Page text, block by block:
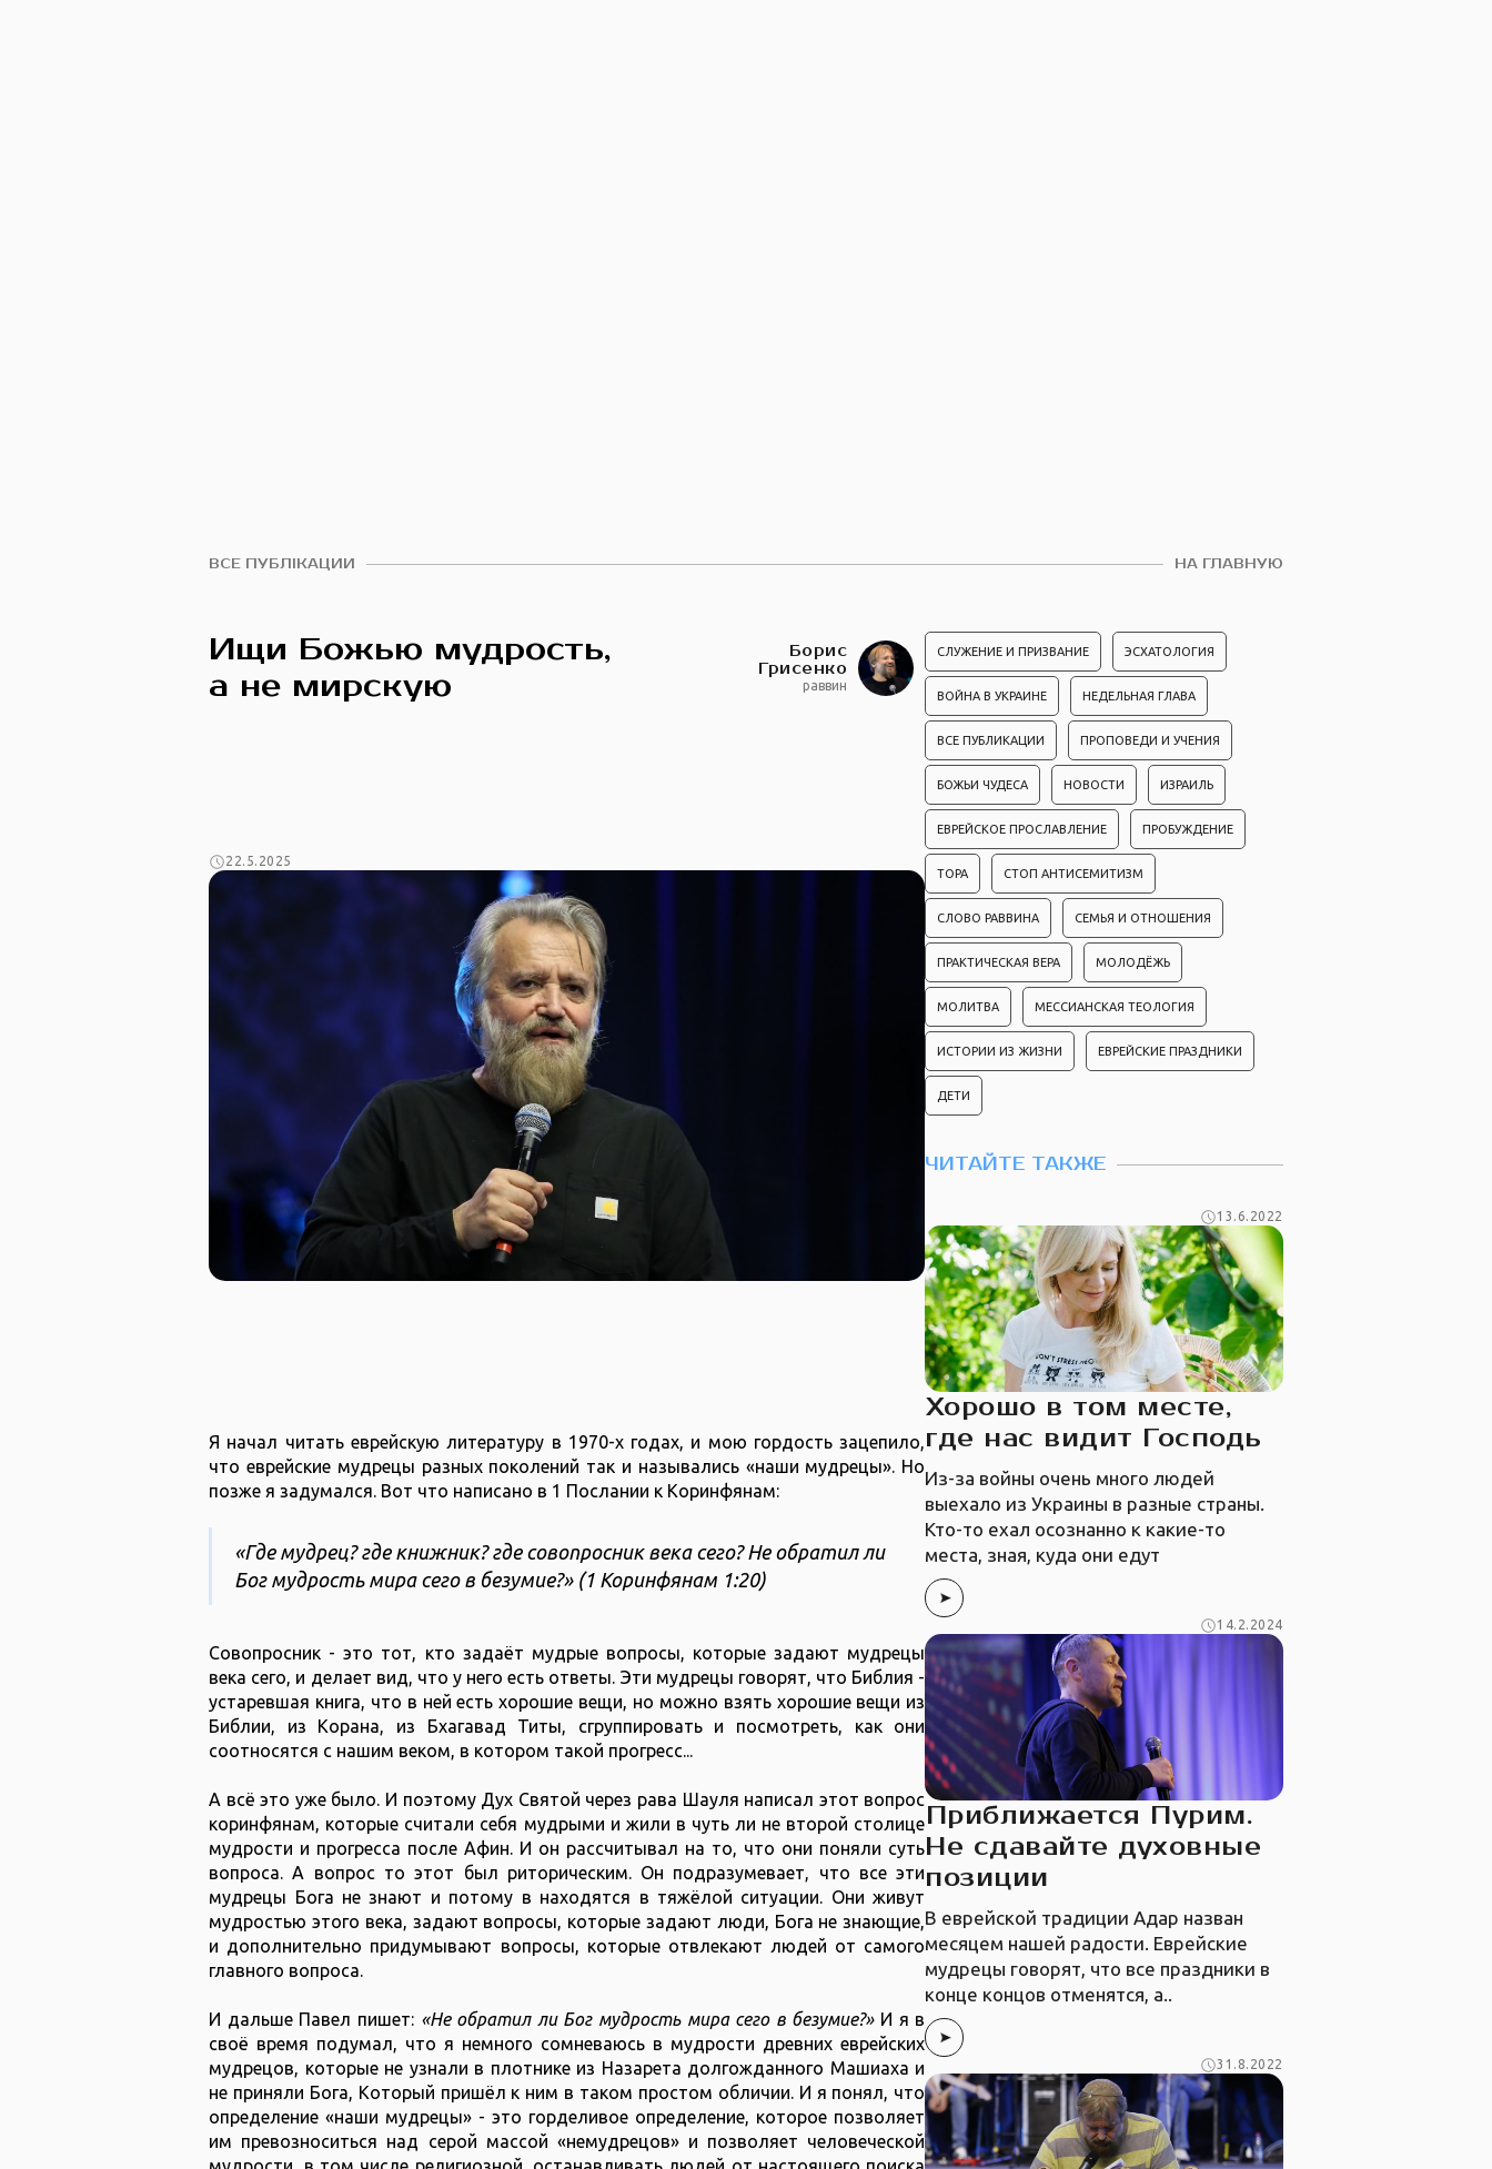
ВСЕ ПУБЛІКАЦИИ НА ГЛАВНУЮ
Ищи Божью мудрость,
а не мирскую
Борис
Грисенко
раввин
22.5.2025
Я начал читать еврейскую литературу в 1970-х годах, и мою гордость зацепило,
что еврейские мудрецы разных поколений так и назывались «наши мудрецы». Но
позже я задумался. Вот что написано в 1 Послании к Коринфянам:
«Где мудрец? где книжник? где совопросник века сего? Не обратил ли
Бог мудрость мира сего в безумие?» (1 Коринфянам‬ ‭1‬:‭20‬)
Совопросник - это тот, кто задаёт мудрые вопросы, которые задают мудрецы
века сего, и делает вид, что у него есть ответы. Эти мудрецы говорят, что Библия -
устаревшая книга, что в ней есть хорошие вещи, но можно взять хорошие вещи из
Библии, из Корана, из Бхагавад Титы, сгруппировать и посмотреть, как они
соотносятся с нашим веком, в котором такой прогресс...
А всё это уже было. И поэтому Дух Святой через рава Шауля написал этот вопрос
коринфянам, которые считали себя мудрыми и жили в чуть ли не второй столице
мудрости и прогресса после Афин. И он рассчитывал на то, что они поняли суть
вопроса. А вопрос то этот был риторическим. Он подразумевает, что все эти
мудрецы Бога не знают и потому в находятся в тяжёлой ситуации. Они живут
мудростью этого века, задают вопросы, которые задают люди, Бога не знающие,
и дополнительно придумывают вопросы, которые отвлекают людей от самого
главного вопроса.
И дальше Павел пишет: «Не обратил ли Бог мудрость мира сего в безумие?» И я в
своё время подумал, что я немного сомневаюсь в мудрости древних еврейских
мудрецов, которые не узнали в плотнике из Назарета долгожданного Машиаха и
не приняли Бога, Который пришёл к ним в таком простом обличии. И я понял, что
определение «наши мудрецы» - это горделивое определение, которое позволяет
им превозноситься над серой массой «немудрецов» и позволяет человеческой
СЛУЖЕНИЕ И ПРИЗВАНИЕ ЭСХАТОЛОГИЯ
ВОЙНА В УКРАИНЕ НЕДЕЛЬНАЯ ГЛАВА
ВСЕ ПУБЛИКАЦИИ ПРОПОВЕДИ И УЧЕНИЯ
БОЖЬИ ЧУДЕСА НОВОСТИ ИЗРАИЛЬ
ЕВРЕЙСКОЕ ПРОСЛАВЛЕНИЕ ПРОБУЖДЕНИЕ
ТОРА СТОП АНТИСЕМИТИЗМ
СЛОВО РАВВИНА СЕМЬЯ И ОТНОШЕНИЯ
ПРАКТИЧЕСКАЯ ВЕРА МОЛОДЁЖЬ
МОЛИТВА МЕССИАНСКАЯ ТЕОЛОГИЯ
ИСТОРИИ ИЗ ЖИЗНИ ЕВРЕЙСКИЕ ПРАЗДНИКИ
ДЕТИ
ЧИТАЙТЕ ТАКЖЕ
13.6.2022
Хорошо в том месте,
где нас видит Господь
Из-за войны очень много людей
выехало из Украины в разные страны.
Кто-то ехал осознанно к какие-то
места, зная, куда они едут
14.2.2024
Приближается Пурим.
Не сдавайте духовные
позиции
В еврейской традиции Адар назван
месяцем нашей радости. Еврейские
мудрецы говорят, что все праздники в
конце концов отменятся, а..
31.8.2022